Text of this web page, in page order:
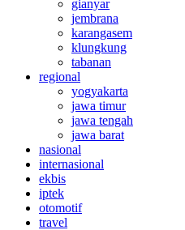
gianyar
jembrana
karangasem
klungkung
tabanan
regional
yogyakarta
jawa timur
jawa tengah
jawa barat
nasional
internasional
ekbis
iptek
otomotif
travel